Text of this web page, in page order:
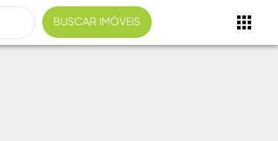
BUSCAR IMÓVEIS